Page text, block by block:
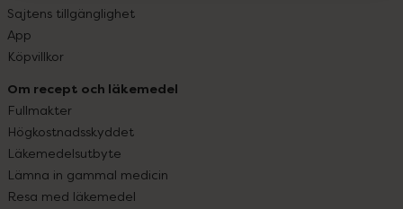
Sajtens tillgänglighet
App
Köpvillkor
Om recept och läkemedel
Fullmakter
Högkostnadsskyddet
Läkemedelsutbyte
Lämna in gammal medicin
Resa med läkemedel